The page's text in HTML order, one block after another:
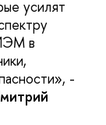
усилят
в
-